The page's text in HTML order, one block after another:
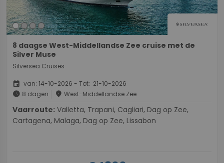
8 daagse West-Middellandse Zee cruise met de
Silver Muse
Silversea Cruises
event van: 14-10-2026 - Tot: 21-10-2026
schedule 8 dagen place West-Middellandse Zee
Vaarroute:
Cartagena, Malaga, Dag op Zee, Lissabon